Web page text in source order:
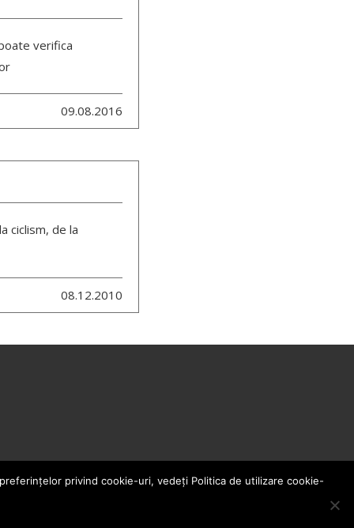
verifica
09.08.2016
ciclism, de la
08.12.2010
privind cookie-uri, vedeți Politica de utilizare cookie-